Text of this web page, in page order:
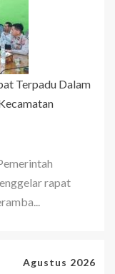
Terpadu Dalam
rapat
Agustus 2026